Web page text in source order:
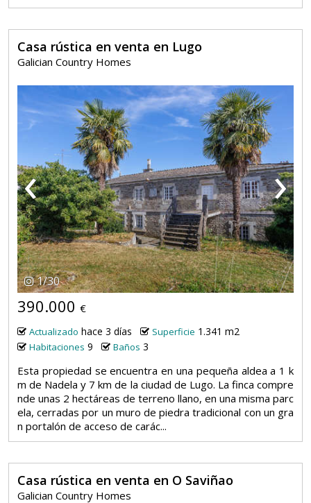
Casa rústica en venta en Lugo
Galician Country Homes
‹ ›
1/30
390.000 €
Actualizado hace 3 días Superficie 1.341 m2
Habitaciones 9 Baños 3
Esta propiedad se encuentra en una pequeña aldea a 1 k
m de Nadela y 7 km de la ciudad de Lugo. La finca compre
nde unas 2 hectáreas de terreno llano, en una misma parc
ela, cerradas por un muro de piedra tradicional con un gra
n portalón de acceso de carác...
Casa rústica en venta en O Saviñao
Galician Country Homes